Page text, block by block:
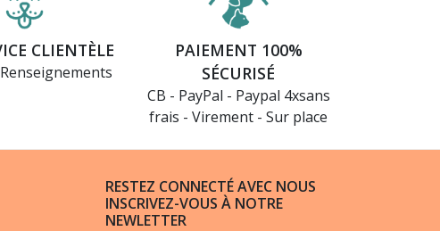
CLIENTÈLE
PAIEMENT 100%
SÉCURISÉ
CB - PayPal - Paypal 4xsans
frais - Virement - Sur place
RESTEZ CONNECTÉ AVEC NOUS
INSCRIVEZ-VOUS À NOTRE
NEWLETTER